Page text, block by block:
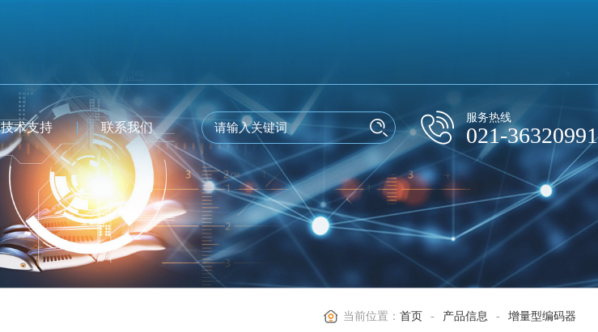
技术支持 联系我们
服务热线
021-36320991
当前位置：首页 - 产品信息 - 增量型编码器